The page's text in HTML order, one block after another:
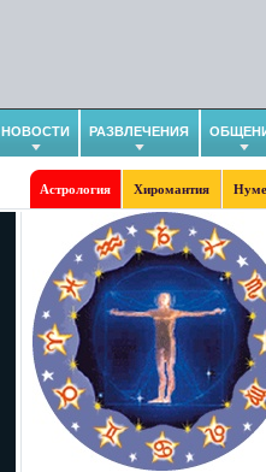
НОВОСТИ РАЗВЛЕЧЕНИЯ
Астрология Хиромантия